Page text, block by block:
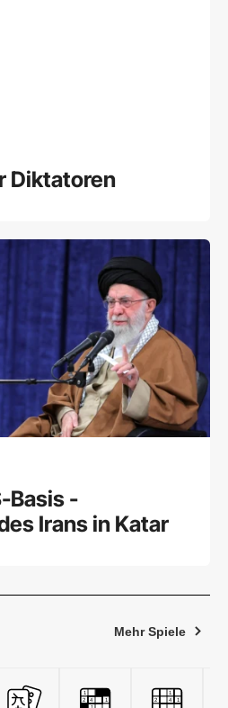
Diktatoren
Basis -
Irans in Katar
Mehr Spiele